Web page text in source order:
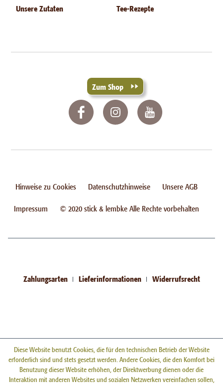
Unsere Zutaten Tee-Rezepte
Zum Shop
Hinweise zu Cookies Datenschutzhinweise Unsere AGB
Impressum © 2020 stick & lembke Alle Rechte vorbehalten
Zahlungsarten Lieferinformationen Widerrufsrecht
Diese Website benutzt Cookies, die für den technischen Betrieb der Website
erforderlich sind und stets gesetzt werden. Andere Cookies, die den Komfort bei
Benutzung dieser Website erhöhen, der Direktwerbung dienen oder die
Interaktion mit anderen Websites und sozialen Netzwerken vereinfachen sollen,